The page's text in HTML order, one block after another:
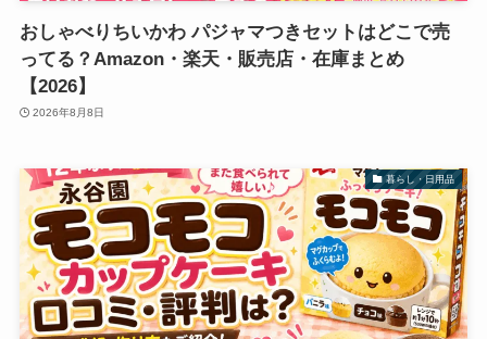
おしゃべりちいかわ パジャマつきセットはどこで売
ってる？Amazon・楽天・販売店・在庫まとめ
【2026】
2026年8月8日
暮らし・日用品